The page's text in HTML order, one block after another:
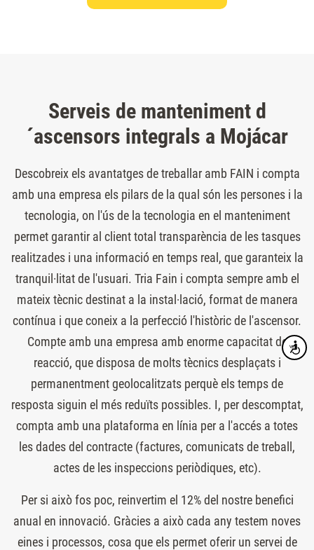
Serveis de manteniment d
´ascensors integrals a Mojácar
Descobreix els avantatges de treballar amb FAIN i compta
amb una empresa els pilars de la qual són les persones i la
tecnologia, on l'ús de la tecnologia en el manteniment
permet garantir al client total transparència de les tasques
realitzades i una informació en temps real, que garanteix la
tranquil·litat de l'usuari. Tria Fain i compta sempre amb el
mateix tècnic destinat a la instal·lació, format de manera
contínua i que coneix a la perfecció l'històric de l'ascensor.
Compte amb una empresa amb enorme capacitat de
reacció, que disposa de molts tècnics desplaçats i
permanentment geolocalitzats perquè els temps de
resposta siguin el més reduïts possibles. I, per descomptat,
compta amb una plataforma en línia per a l'accés a totes
les dades del contracte (factures, comunicats de treball,
actes de les inspeccions periòdiques, etc).
Per si això fos poc, reinvertim el 12% del nostre benefici
anual en innovació. Gràcies a això cada any testem noves
eines i processos, cosa que els permet oferir un servei de